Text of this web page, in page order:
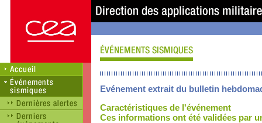
Evénement extrait du bulletin
Caractéristiques de l'événement
Ces informations ont été validées par